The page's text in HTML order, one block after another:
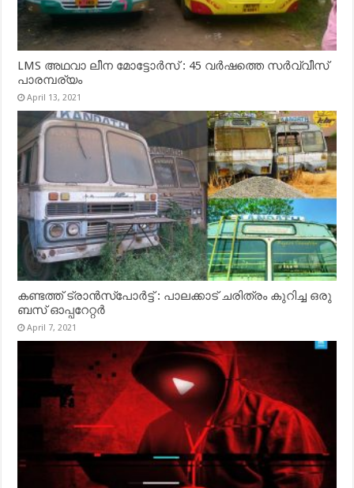
LMS അഥവാ ലീന മോട്ടോർസ് : 45 വർഷത്തെ സർവ്വീസ്
പാരമ്പര്യം
April 13, 2021
കണ്ടത്ത് ട്രാൻസ്‌പോർട്ട് : പാലക്കാട് ചരിത്രം കുറിച്ച ഒരു
ബസ് ഓപ്പറേറ്റർ
April 7, 2021